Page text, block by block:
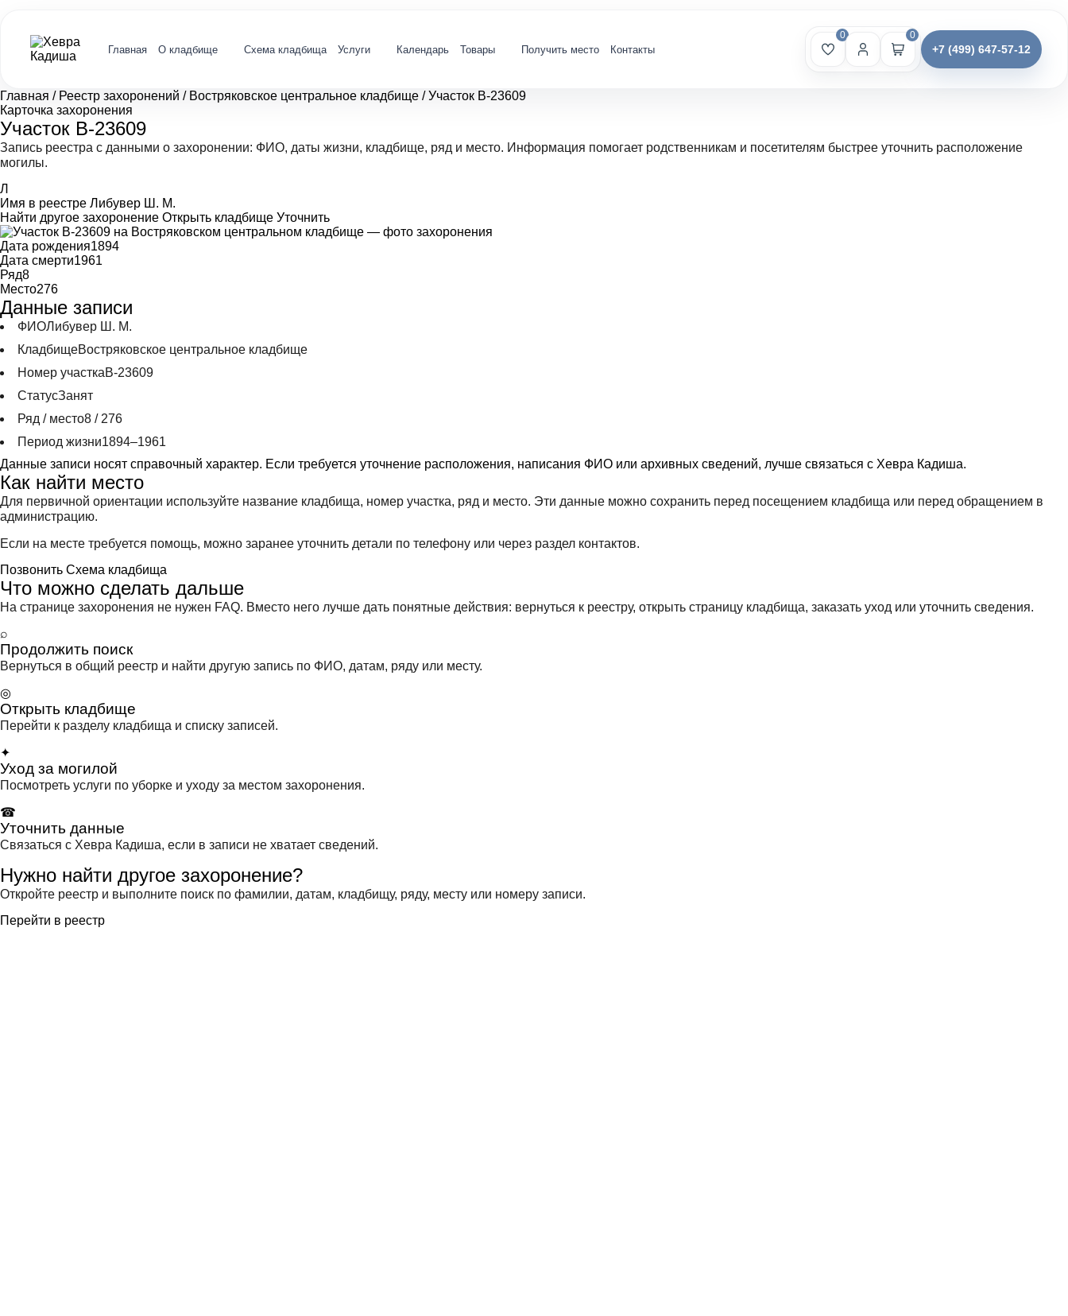
Главная О кладбище Схема кладбища Услуги Календарь Товары Получить место Контакты
0 0
+7 (499) 647-57-12
Главная / Реестр захоронений / Востряковское центральное кладбище / Участок В-23609
Карточка захоронения
Участок В-23609
Запись реестра с данными о захоронении: ФИО, даты жизни, кладбище, ряд и место. Информация помогает родственникам и посетителям быстрее уточнить расположение
могилы.
Л
Имя в реестре Либувер Ш. М.
Найти другое захоронение Открыть кладбище Уточнить
Дата рождения1894
Дата смерти1961
Ряд8
Место276
Данные записи
ФИОЛибувер Ш. М.
КладбищеВостряковское центральное кладбище
Номер участкаВ-23609
СтатусЗанят
Ряд / место8 / 276
Период жизни1894–1961
Данные записи носят справочный характер. Если требуется уточнение расположения, написания ФИО или архивных сведений, лучше связаться с Хевра Кадиша.
Как найти место
Для первичной ориентации используйте название кладбища, номер участка, ряд и место. Эти данные можно сохранить перед посещением кладбища или перед обращением в
администрацию.
Если на месте требуется помощь, можно заранее уточнить детали по телефону или через раздел контактов.
Позвонить Схема кладбища
Что можно сделать дальше
На странице захоронения не нужен FAQ. Вместо него лучше дать понятные действия: вернуться к реестру, открыть страницу кладбища, заказать уход или уточнить сведения.
⌕
Продолжить поиск
Вернуться в общий реестр и найти другую запись по ФИО, датам, ряду или месту.
◎
Открыть кладбище
Перейти к разделу кладбища и списку записей.
✦
Уход за могилой
Посмотреть услуги по уборке и уходу за местом захоронения.
☎
Уточнить данные
Связаться с Хевра Кадиша, если в записи не хватает сведений.
Нужно найти другое захоронение?
Откройте реестр и выполните поиск по фамилии, датам, кладбищу, ряду, месту или номеру записи.
Перейти в реестр